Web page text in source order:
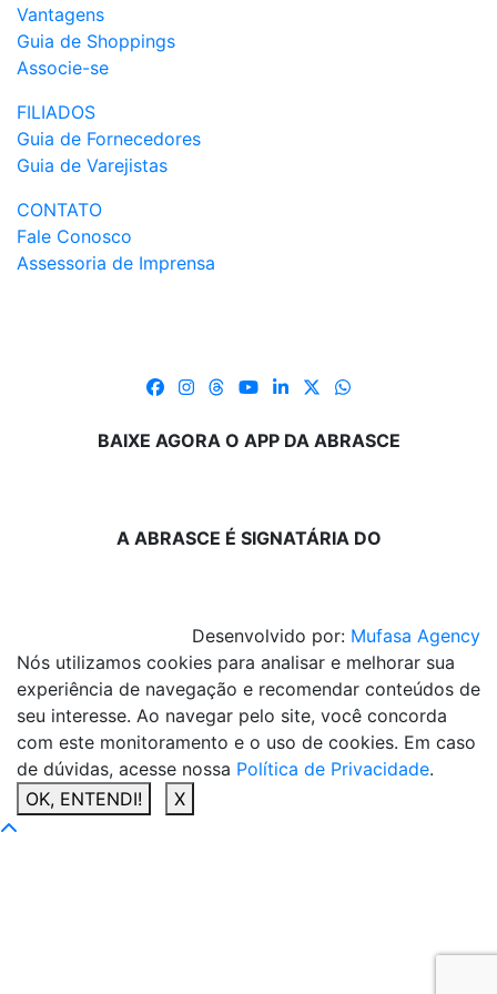
Vantagens
Guia de Shoppings
Associe-se
FILIADOS
Guia de Fornecedores
Guia de Varejistas
CONTATO
Fale Conosco
Assessoria de Imprensa
BAIXE AGORA O APP DA ABRASCE
A ABRASCE É SIGNATÁRIA DO
Desenvolvido por: Mufasa Agency
Nós utilizamos cookies para analisar e melhorar sua
experiência de navegação e recomendar conteúdos de
seu interesse. Ao navegar pelo site, você concorda
com este monitoramento e o uso de cookies. Em caso
de dúvidas, acesse nossa Política de Privacidade.
OK, ENTENDI!
X